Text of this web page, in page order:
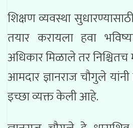
शिक्षण व्यवस्था
तयार करायला हवा
अधिकार मिळाले तर
आमदार ज्ञानराज चौगुले यांनी
इच्छा व्यक्त केली आहे.